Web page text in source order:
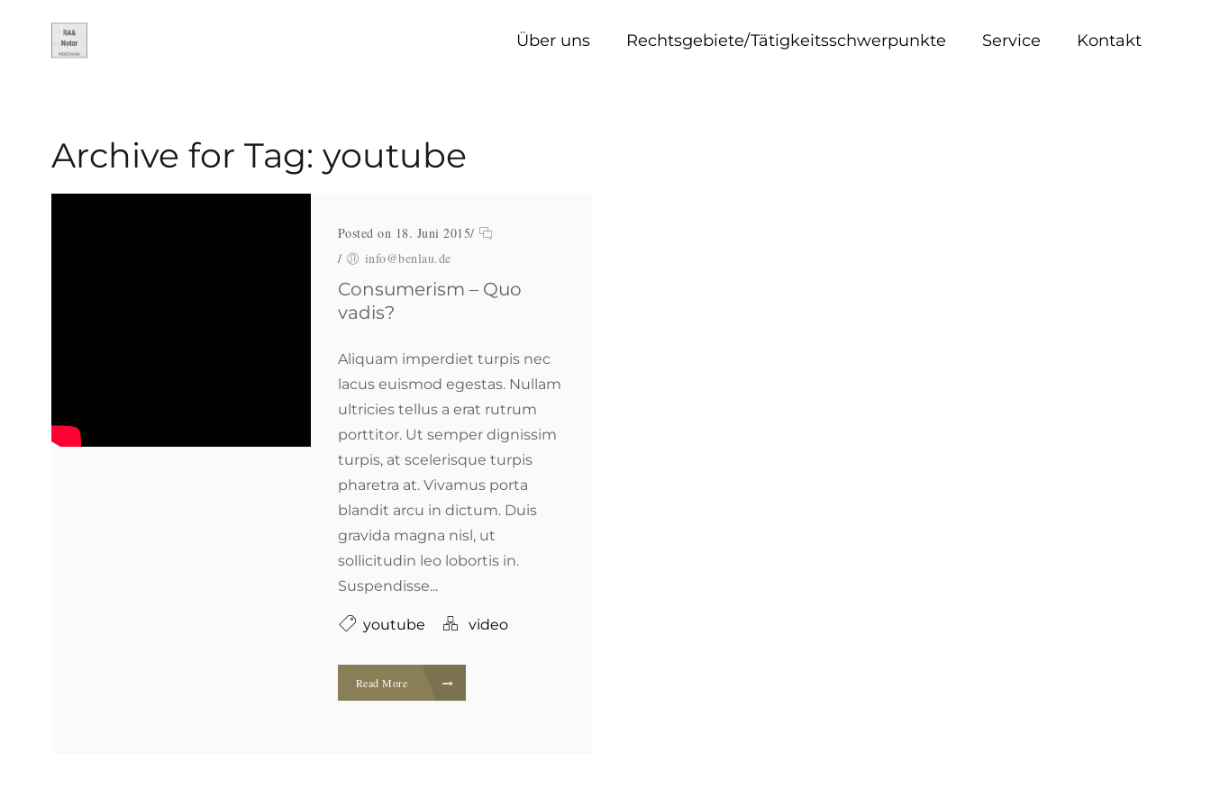
Über uns Rechtsgebiete/Tätigkeitsschwerpunkte Service Kontakt
Archive for Tag: youtube
Posted on 18. Juni 2015/
/
info@benlau.de
Consumerism – Quo
vadis?
Aliquam imperdiet turpis nec
lacus euismod egestas. Nullam
ultricies tellus a erat rutrum
porttitor. Ut semper dignissim
turpis, at scelerisque turpis
pharetra at. Vivamus porta
blandit arcu in dictum. Duis
gravida magna nisl, ut
sollicitudin leo lobortis in.
Suspendisse...
youtube video
Read More